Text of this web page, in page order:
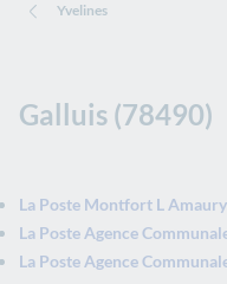
Yvelines
Galluis (78490)
La Poste Montfort L Amaury
La Poste Agence
La Poste Agence